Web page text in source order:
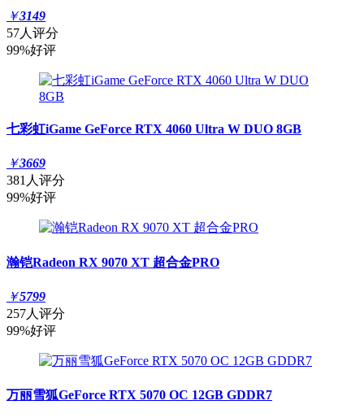
￥3149
57人评分
99%好评
七彩虹iGame GeForce RTX 4060 Ultra W DUO 8GB
￥3669
381人评分
99%好评
瀚铠Radeon RX 9070 XT 超合金PRO
￥5799
257人评分
99%好评
万丽雪狐GeForce RTX 5070 OC 12GB GDDR7